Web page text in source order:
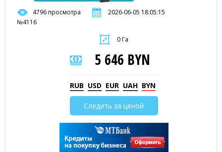
4796 просмотра
2026-06-05 18:05:15
№4116
0 Га
5 646 BYN
RUB USD EUR UAH BYN
Следить за ценой